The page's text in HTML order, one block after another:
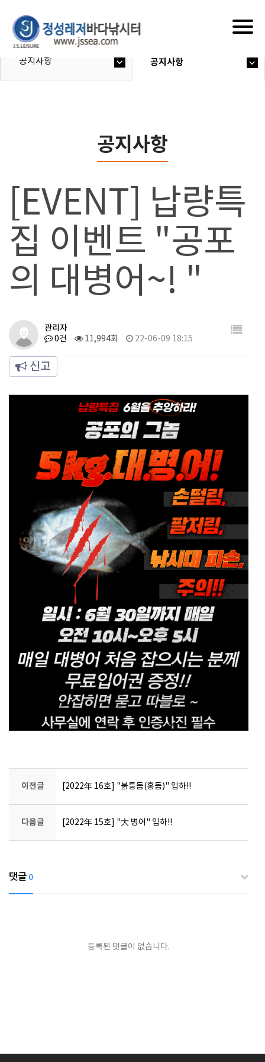
공지사항 공지사항
공지사항
[EVENT] 납량특
집 이벤트 "공포
의 대병어~! "
관리자
0건 11,994회 22-06-09 18:15
신고
이전글 [2022年 16호] "붉퉁돔(홍돔)" 입하!!
다음글 [2022年 15호] "大 병어" 입하!!
댓글 0
등록된 댓글이 없습니다.